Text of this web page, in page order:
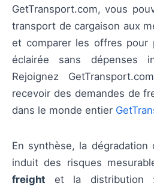
GetTransport.com, vous
transport de cargaison aux
et comparer les offres pour
éclairée sans dépenses
Rejoignez
recevoir des demandes de
dans le monde entier
En synthèse, la
induit des risques
freight et la distribution :